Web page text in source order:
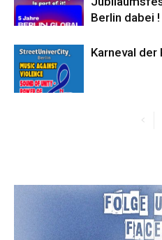
Berlin dabei !
Karneval der